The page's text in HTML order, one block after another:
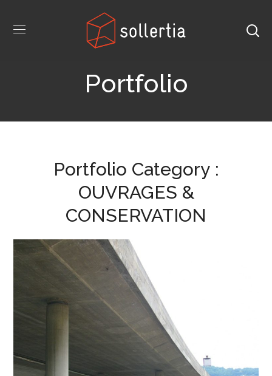
Portfolio
Portfolio Category :
OUVRAGES &
CONSERVATION
Viaduc du Bois-Homogène
à Saint-Maurice
OUVRAGES & CONSERVATION